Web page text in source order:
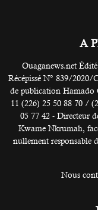
A
Ouaganews.net
Récépissé N° 839/
de publication Hamado
11 (226) 25 50 88 70 /
05 77 42 - Directeur
Kwame Nkrumah,
nullement responsable
Nous